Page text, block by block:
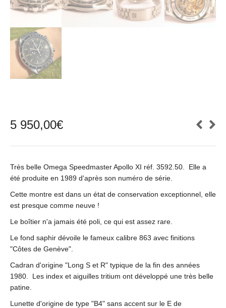
5 950,00€
Très belle Omega Speedmaster Apollo XI réf. 3592.50. Elle a
été produite en 1989 d'après son numéro de série.
Cette montre est dans un état de conservation exceptionnel, elle
est presque comme neuve !
Le boîtier n'a jamais été poli, ce qui est assez rare.
Le fond saphir dévoile le fameux calibre 863 avec finitions
"Côtes de Genève".
Cadran d'origine "Long S et R" typique de la fin des années
1980. Les index et aiguilles tritium ont développé une très belle
patine.
Lunette d'origine de type "B4" sans accent sur le E de